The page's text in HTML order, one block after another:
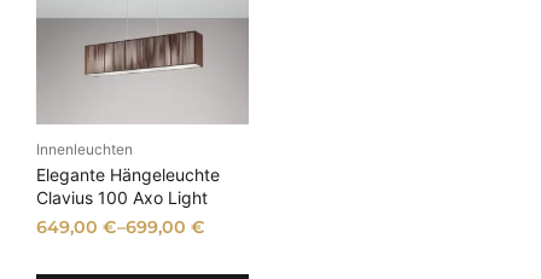
u
Innenleuchten
Elegante Hängeleuchte
Clavius 100 Axo Light
649,00€–699,00€